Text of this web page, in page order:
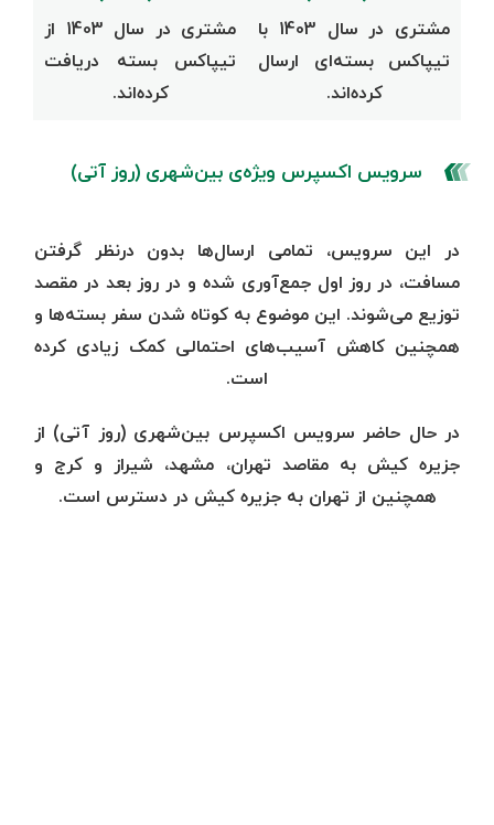
مشتری در سال 1403 با
تیپاکس بسته‌ای ارسال
کرده‌اند.
مشتری در سال 1403 از
تیپاکس بسته دریافت
کرده‌اند.
سرویس اکسپرس ویژه‌ی بین‌شهری (روز آتی)
در این سرویس، تمامی ارسال‌ها بدون درنظر گرفتن
مسافت، در روز اول جمع‌آوری شده و در روز بعد در مقصد
توزیع می‌شوند. این موضوع به کوتاه شدن سفر بسته‌ها و
همچنین کاهش آسیب‌های احتمالی کمک زیادی کرده
است.
در حال حاضر سرویس اکسپرس بین‌شهری (روز آتی) از
جزیره کیش به مقاصد تهران، مشهد، شیراز و کرج و
همچنین از تهران به جزیره کیش در دسترس است.